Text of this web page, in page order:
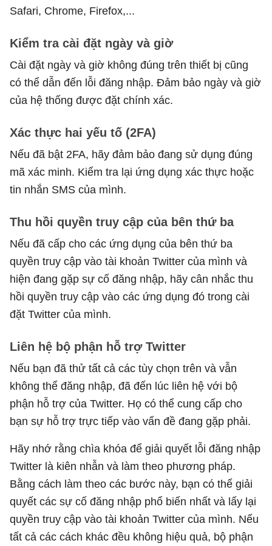
Safari, Chrome, Firefox,...
Kiểm tra cài đặt ngày và giờ
Cài đặt ngày và giờ không đúng trên thiết bị cũng
có thể dẫn đến lỗi đăng nhập. Đảm bảo ngày và giờ
của hệ thống được đặt chính xác.
Xác thực hai yếu tố (2FA)
Nếu đã bật 2FA, hãy đảm bảo đang sử dụng đúng
mã xác minh. Kiểm tra lại ứng dụng xác thực hoặc
tin nhắn SMS của mình.
Thu hồi quyền truy cập của bên thứ ba
Nếu đã cấp cho các ứng dụng của bên thứ ba
quyền truy cập vào tài khoản Twitter của mình và
hiện đang gặp sự cố đăng nhập, hãy cân nhắc thu
hồi quyền truy cập vào các ứng dụng đó trong cài
đặt Twitter của mình.
Liên hệ bộ phận hỗ trợ Twitter
Nếu bạn đã thử tất cả các tùy chọn trên và vẫn
không thể đăng nhập, đã đến lúc liên hệ với bộ
phận hỗ trợ của Twitter. Họ có thể cung cấp cho
bạn sự hỗ trợ trực tiếp vào vấn đề đang gặp phải.
Hãy nhớ rằng chìa khóa để giải quyết lỗi đăng nhập
Twitter là kiên nhẫn và làm theo phương pháp.
Bằng cách làm theo các bước này, bạn có thể giải
quyết các sự cố đăng nhập phổ biến nhất và lấy lại
quyền truy cập vào tài khoản Twitter của mình. Nếu
tất cả các cách khác đều không hiệu quả, bộ phận